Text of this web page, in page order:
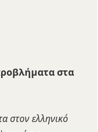
στα
στον ελληνικό